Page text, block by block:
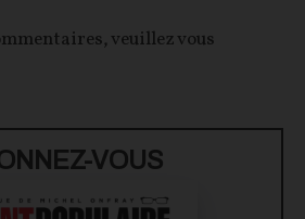
veuillez vous
VOUS